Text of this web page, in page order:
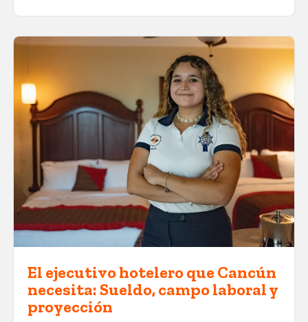
El ejecutivo hotelero que Cancún
necesita: Sueldo, campo laboral y
proyección